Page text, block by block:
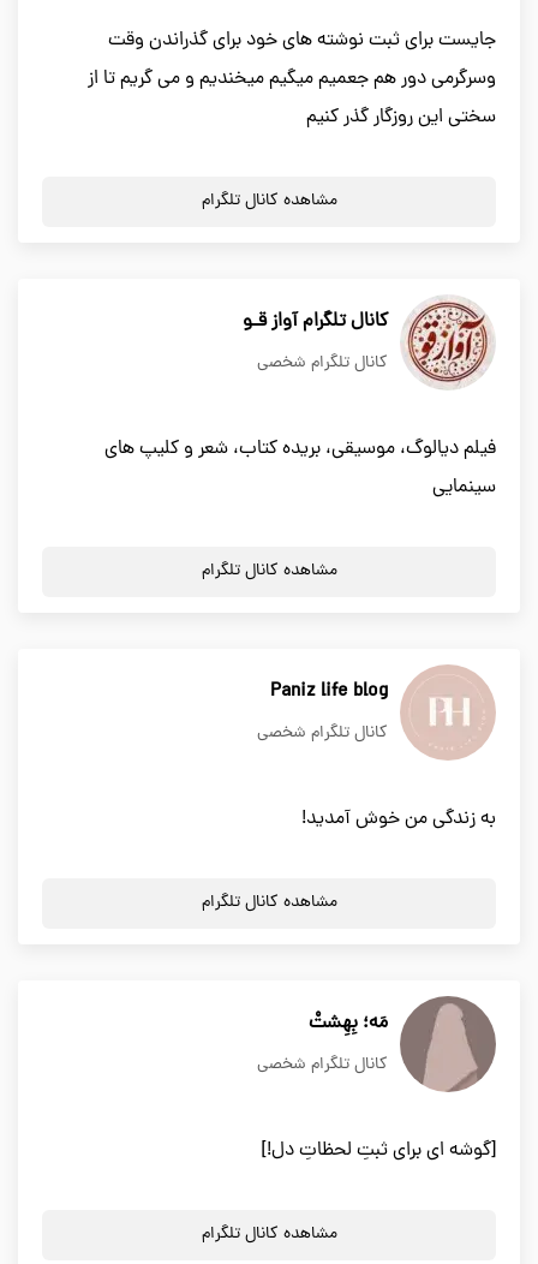
جایست برای ثبت نوشته های خود برای گذراندن وقت
وسرگرمی دور هم جعمیم میگیم میخندیم و می گریم تا از
سختی این روزگار گذر کنیم
مشاهده کانال تلگرام
کانال تلگرام آواز قـو
کانال تلگرام شخصی
فیلم دیالوگ، موسیقی، بریده کتاب، شعر و کلیپ های
سینمایی
مشاهده کانال تلگرام
Paniz life blog
کانال تلگرام شخصی
به زندگی من خوش آمدید!
مشاهده کانال تلگرام
مَه؛ بِهِشتْ
کانال تلگرام شخصی
[گوشه ای برای ثبتِ لحظاتِ دل!]
مشاهده کانال تلگرام